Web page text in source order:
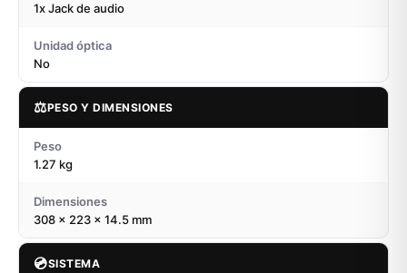
1x Jack de audio
Unidad óptica
No
⚖️PESO Y DIMENSIONES
Peso
1.27 kg
Dimensiones
308 x 223 x 14.5 mm
💿SISTEMA